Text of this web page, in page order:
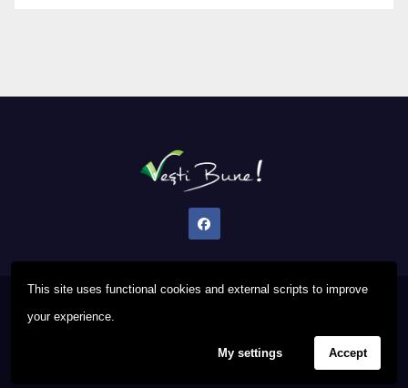
This site uses functional cookies and external scripts to improve
your experience.
My settings Accept
Proudly powered by WordPress
Privacy PolicyFAQ